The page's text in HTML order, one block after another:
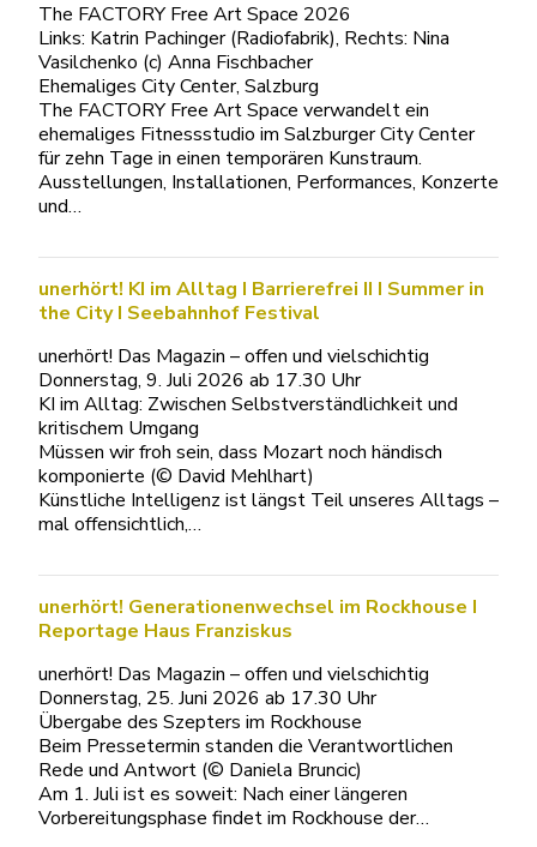
The FACTORY Free Art Space 2026
Links: Katrin Pachinger (Radiofabrik), Rechts: Nina
Vasilchenko (c) Anna Fischbacher
Ehemaliges City Center, Salzburg
The FACTORY Free Art Space verwandelt ein
ehemaliges Fitnessstudio im Salzburger City Center
für zehn Tage in einen temporären Kunstraum.
Ausstellungen, Installationen, Performances, Konzerte
und…
unerhört! KI im Alltag I Barrierefrei II I Summer in
the City I Seebahnhof Festival
unerhört! Das Magazin – offen und vielschichtig
Donnerstag, 9. Juli 2026 ab 17.30 Uhr
KI im Alltag: Zwischen Selbstverständlichkeit und
kritischem Umgang
Müssen wir froh sein, dass Mozart noch händisch
komponierte (© David Mehlhart)
Künstliche Intelligenz ist längst Teil unseres Alltags –
mal offensichtlich,…
unerhört! Generationenwechsel im Rockhouse I
Reportage Haus Franziskus
unerhört! Das Magazin – offen und vielschichtig
Donnerstag, 25. Juni 2026 ab 17.30 Uhr
Übergabe des Szepters im Rockhouse
Beim Pressetermin standen die Verantwortlichen
Rede und Antwort (© Daniela Bruncic)
Am 1. Juli ist es soweit: Nach einer längeren
Vorbereitungsphase findet im Rockhouse der…